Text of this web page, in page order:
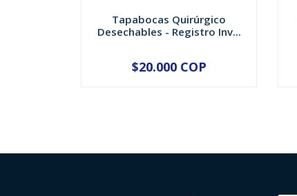
Tapabocas Quirúrgico
Desechables - Registro Inv...
+
$20.000 COP